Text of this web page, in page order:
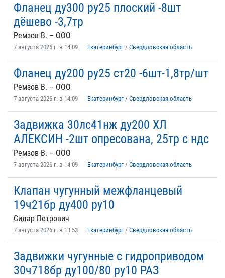
Фланец ду300 ру25 плоский -8шт
дёшево -3,7тр
Ремзов В. – ООО
7 августа 2026 г. в 14:09 Екатеринбург / Свердловская область
Фланец ду200 ру25 ст20 -6шт-1,8тр/шт
Ремзов В. – ООО
7 августа 2026 г. в 14:09 Екатеринбург / Свердловская область
Задвижка 30лс41нж ду200 ХЛ
АЛЕКСИН -2шт опресована, 25тр с ндс
Ремзов В. – ООО
7 августа 2026 г. в 14:09 Екатеринбург / Свердловская область
Клапан чугунный межфланцевый
19ч21бр ду400 ру10
Сидар Петрович
7 августа 2026 г. в 13:53 Екатеринбург / Свердловская область
Задвижки чугунные с гидроприводом
30ч718бр ду100/80 ру10 РАЗ